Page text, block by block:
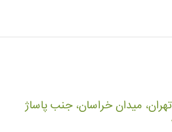
میدان خراسان، جنب پاساژ